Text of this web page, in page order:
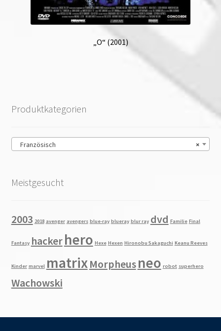
„O“ (2001)
Produktkategorien
×
Französisch
Meistgesucht
2003 2018 avenger avengers blue-ray blueray blur ray dvd Familie Final
Fantasy hackerhero Hexe Hexen Hironobu Sakaguchi Keanu Reeves
Kinder marvel matrixMorpheusneo robot superhero
Wachowski